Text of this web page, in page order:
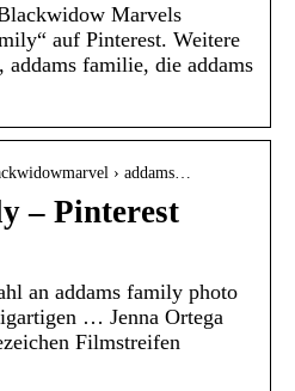
Marvels
auf Pinterest. Weitere
addams familie, die addams
› addams…
– Pinterest
an addams family photo
… Jenna Ortega
Filmstreifen